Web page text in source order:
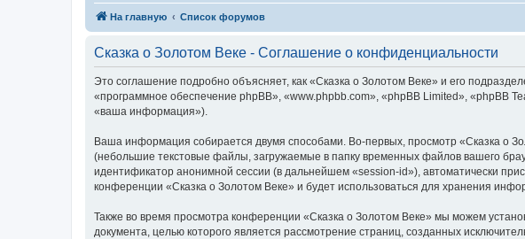
На главную Список форумов
Сказка о Золотом Веке - Соглашение о конфиденциальности
Это соглашение подробно объясняет, как «Сказка о Золотом Веке» и его
«программное обеспечение phpBB», «www.phpbb.com», «phpBB Limited», «phpBB
«ваша информация»).
Ваша информация собирается двумя способами. Во-первых, просмотр «Сказка о
(небольшие текстовые файлы, загружаемые в папку временных файлов вашего
идентификатор анонимной сессии (в дальнейшем «session-id»), автоматически
конференции «Сказка о Золотом Веке» и будет использоваться для хранения
Также во время просмотра конференции «Сказка о Золотом Веке» мы можем
документа, целью которого является рассмотрение страниц, созданных